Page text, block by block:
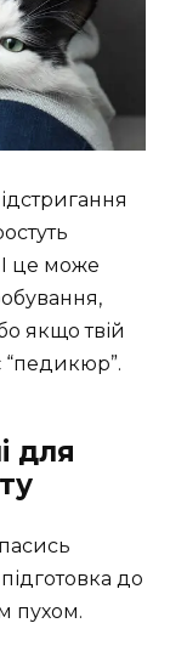
це може
якщо твій
“педикюр”.
для
до
пухом.